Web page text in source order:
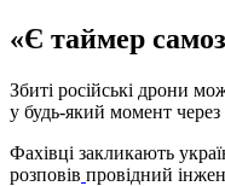
«Є таймер
Збиті російські дрони
у будь-який момент
Фахівці закликають
розповів провідний